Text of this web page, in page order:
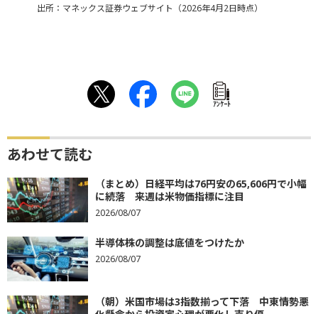
出所：マネックス証券ウェブサイト（2026年4月2日時点）
ｱﾝｹｰﾄ
あわせて読む
（まとめ）日経平均は76円安の65,606円で小幅
に続落 来週は米物価指標に注目
2026/08/07
半導体株の調整は底値をつけたか
2026/08/07
（朝）米国市場は3指数揃って下落 中東情勢悪